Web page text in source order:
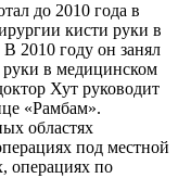
до 2010 года в
кисти руки в
2010 году он занял
в медицинском
Хут руководит
«Рамбам».
областях
под местной
операциях по